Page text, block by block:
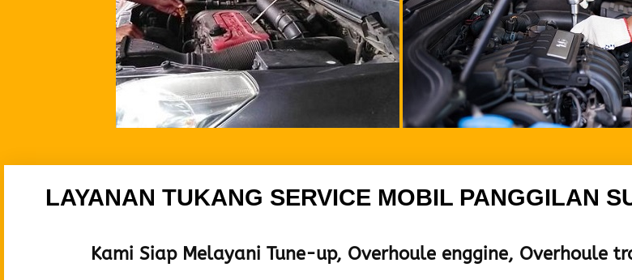
LAYANAN TUKANG SERVICE MOBIL PANGGILAN
Kami Siap Melayani Tune-up, Overhoule enggine, Overhoule